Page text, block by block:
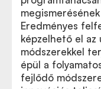
Eredményes
képzelhető el
módszerekkel
épül a
fejlődő